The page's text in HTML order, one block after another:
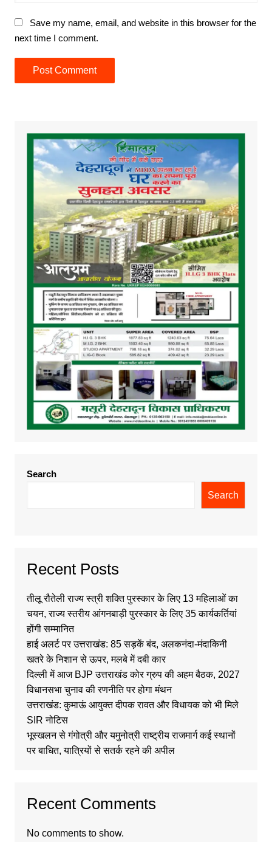
Save my name, email, and website in this browser for the
next time I comment.
Search
Search
Recent Posts
तीलू रौतेली राज्य स्त्री शक्ति पुरस्कार के लिए 13 महिलाओं का
चयन, राज्य स्तरीय आंगनबाड़ी पुरस्कार के लिए 35 कार्यकर्तियां
होंगी सम्मानित
हाई अलर्ट पर उत्तराखंड: 85 सड़कें बंद, अलकनंदा-मंदाकिनी
खतरे के निशान से ऊपर, मलबे में दबी कार
दिल्ली में आज BJP उत्तराखंड कोर ग्रुप की अहम बैठक, 2027
विधानसभा चुनाव की रणनीति पर होगा मंथन
उत्तराखंड: कुमाऊं आयुक्त दीपक रावत और विधायक को भी मिले
SIR नोटिस
भूस्खलन से गंगोत्री और यमुनोत्री राष्ट्रीय राजमार्ग कई स्थानों
पर बाधित, यात्रियों से सतर्क रहने की अपील
Recent Comments
No comments to show.